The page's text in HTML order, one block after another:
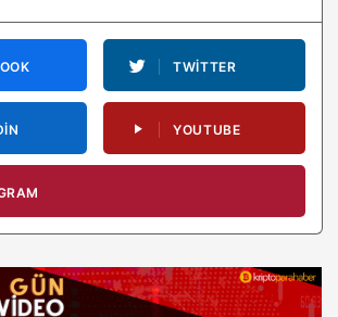
TWITTER
YOUTUBE